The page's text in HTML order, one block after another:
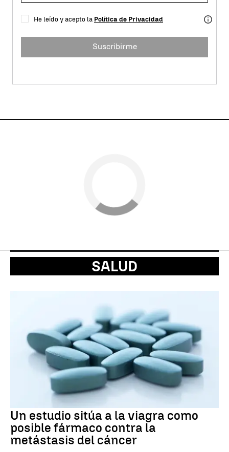
He leído y acepto la Política de Privacidad
Suscribirme
SALUD
Un estudio sitúa a la viagra como
posible fármaco contra la
metástasis del cáncer